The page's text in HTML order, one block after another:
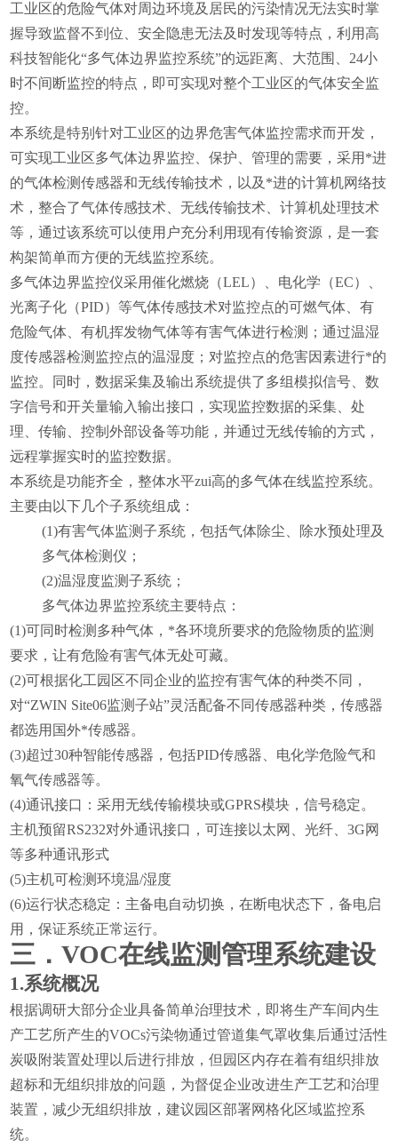
工业区的危险气体对周边环境及居民的污染情况无法实时掌
握导致监督不到位、安全隐患无法及时发现等特点，利用高
科技智能化“多气体边界监控系统”的远距离、大范围、24小
时不间断监控的特点，即可实现对整个工业区的气体安全监
控。
本系统是特别针对工业区的边界危害气体监控需求而开发，
可实现工业区多气体边界监控、保护、管理的需要，采用*进
的气体检测传感器和无线传输技术，以及*进的计算机网络技
术，整合了气体传感技术、无线传输技术、计算机处理技术
等，通过该系统可以使用户充分利用现有传输资源，是一套
构架简单而方便的无线监控系统。
多气体边界监控仪采用催化燃烧（LEL）、电化学（EC）、
光离子化（PID）等气体传感技术对监控点的可燃气体、有
危险气体、有机挥发物气体等有害气体进行检测；通过温湿
度传感器检测监控点的温湿度；对监控点的危害因素进行*的
监控。同时，数据采集及输出系统提供了多组模拟信号、数
字信号和开关量输入输出接口，实现监控数据的采集、处
理、传输、控制外部设备等功能，并通过无线传输的方式，
远程掌握实时的监控数据。
本系统是功能齐全，整体水平zui高的多气体在线监控系统。
主要由以下几个子系统组成：
(1)有害气体监测子系统，包括气体除尘、除水预处理及
多气体检测仪；
(2)温湿度监测子系统；
多气体边界监控系统主要特点：
(1)可同时检测多种气体，*各环境所要求的危险物质的监测
要求，让有危险有害气体无处可藏。
(2)可根据化工园区不同企业的监控有害气体的种类不同，
对“ZWIN Site06监测子站”灵活配备不同传感器种类，传感器
都选用国外*传感器。
(3)超过30种智能传感器，包括PID传感器、电化学危险气和
氧气传感器等。
(4)通讯接口：采用无线传输模块或GPRS模块，信号稳定。
主机预留RS232对外通讯接口，可连接以太网、光纤、3G网
等多种通讯形式
(5)主机可检测环境温/湿度
(6)运行状态稳定：主备电自动切换，在断电状态下，备电启
用，保证系统正常运行。
三．VOC在线监测管理系统建设
1.系统概况
根据调研大部分企业具备简单治理技术，即将生产车间内生
产工艺所产生的VOCs污染物通过管道集气罩收集后通过活性
炭吸附装置处理以后进行排放，但园区内存在着有组织排放
超标和无组织排放的问题，为督促企业改进生产工艺和治理
装置，减少无组织排放，建议园区部署网格化区域监控系
统。